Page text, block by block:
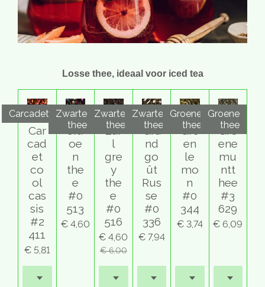
Losse thee, ideaal voor iced tea
Carcadet
Car
cad
et
co
ol
cas
sis
#2
411
€ 5,81
Zwarte
thee
Citr
oe
n
the
e
#0
513
€ 4,60
Zwarte
thee
Ear
l
gre
y
the
e
#0
516
€ 4,60
€ 6,00
Zwarte
thee
Gra
nd
go
ût
Rus
se
#0
336
€ 7,94
Groene
thee
Gre
en
le
mo
n
#0
344
€ 3,74
Groene
thee
Gro
ene
mu
ntt
hee
#3
629
€ 6,09